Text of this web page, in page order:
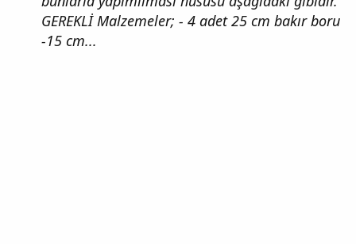
GEREKLİ Malzemeler; - 4 adet 25 cm bakır boru
-15 cm...